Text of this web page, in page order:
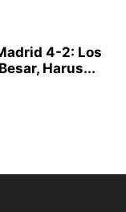
4-2: Los
Harus...